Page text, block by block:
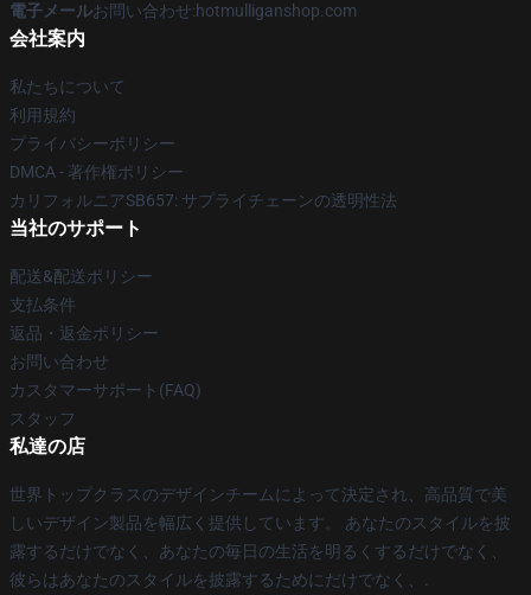
電子メールお問い合わせ:hotmulliganshop.com
会社案内
私たちについて
利用規約
プライバシーポリシー
DMCA - 著作権ポリシー
カリフォルニアSB657: サプライチェーンの透明性法
当社のサポート
配送&配送ポリシー
支払条件
返品・返金ポリシー
お問い合わせ
カスタマーサポート(FAQ)
スタッフ
私達の店
世界トップクラスのデザインチームによって決定され、高品質で美
しいデザイン製品を幅広く提供しています。 あなたのスタイルを披
露するだけでなく、あなたの毎日の生活を明るくするだけでなく、
彼らはあなたのスタイルを披露するためにだけでなく、.